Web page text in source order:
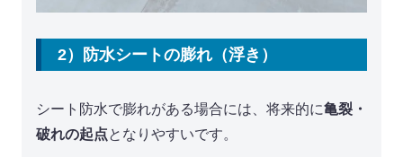
2）防水シートの膨れ（浮き）
シート防水で膨れがある場合には、将来的に亀裂・
破れの起点となりやすいです。